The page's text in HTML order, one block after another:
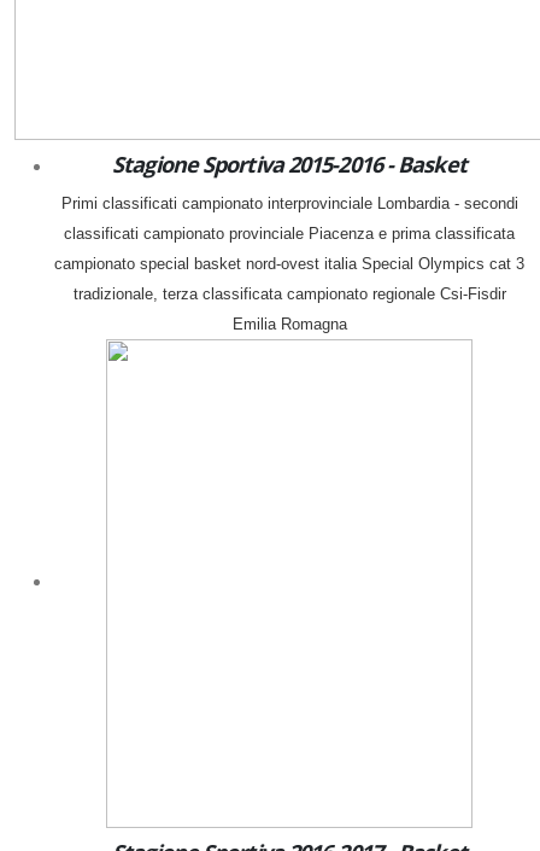
Stagione Sportiva 2015-2016 - Basket
Primi classificati campionato interprovinciale Lombardia - secondi
classificati campionato provinciale Piacenza e prima classificata
campionato special basket nord-ovest italia Special Olympics cat 3
tradizionale, terza classificata campionato regionale Csi-Fisdir
Emilia Romagna